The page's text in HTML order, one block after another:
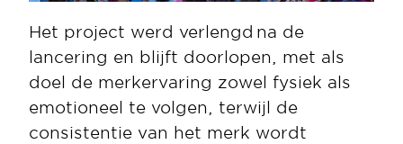
Het project werd verlengd na de
lancering en blijft doorlopen, met als
doel de merkervaring zowel fysiek als
emotioneel te volgen, terwijl de
consistentie van het merk wordt